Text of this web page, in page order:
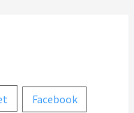
Facebook